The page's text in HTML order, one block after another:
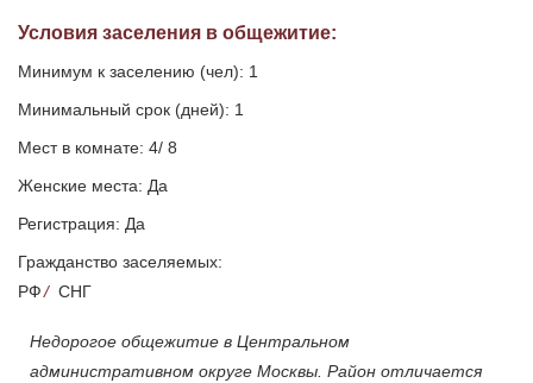
Условия заселения в общежитие:
Минимум к заселению (чел): 1
Минимальный срок (дней): 1
Мест в комнате: 4/ 8
Женские места: Да
Регистрация: Да
Гражданство заселяемых:
РФ/ СНГ
Недорогое общежитие в Центральном
административном округе Москвы. Район отличается